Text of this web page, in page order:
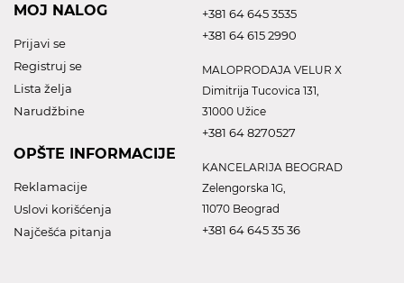
MOJ NALOG
Prijavi se
Registruj se
Lista želja
Narudžbine
OPŠTE INFORMACIJE
Reklamacije
Uslovi korišćenja
Najčešća pitanja
+381 64 645 3535
+381 64 615 2990
MALOPRODAJA VELUR X
Dimitrija Tucovica 131,
31000 Užice
+381 64 8270527
KANCELARIJA BEOGRAD
Zelengorska 1G,
11070 Beograd
+381 64 645 35 36